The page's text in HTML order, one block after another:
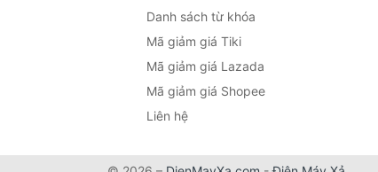
Danh sách từ khóa
Mã giảm giá Tiki
Mã giảm giá Lazada
Mã giảm giá Shopee
Liên hệ